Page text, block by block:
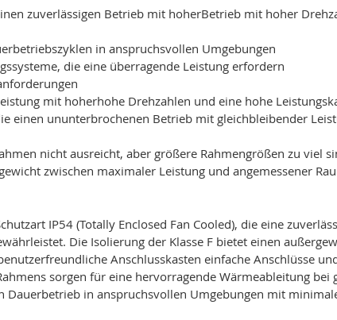
zuverlässigen Betrieb mit hoherBetrieb mit hoher
in anspruchsvollen Umgebungen
die eine überragende Leistung erfordern
mit hoherhohe Drehzahlen und eine hohe
einen ununterbrochenen Betrieb mit gleichbleibender
nicht ausreicht, aber größere Rahmengrößen zu viel
zwischen maximaler Leistung und angemessener
IP54 (Totally Enclosed Fan Cooled), die eine
Die Isolierung der Klasse F bietet einen
Anschlusskasten einfache Anschlüsse
sorgen für eine hervorragende Wärmeableitung bei
Dauerbetrieb in anspruchsvollen Umgebungen mit